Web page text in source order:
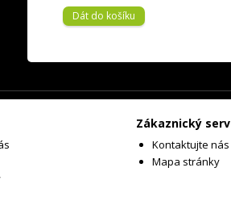
Dát do košíku
Zákaznický
Kontaktujte nás
Mapa stránky